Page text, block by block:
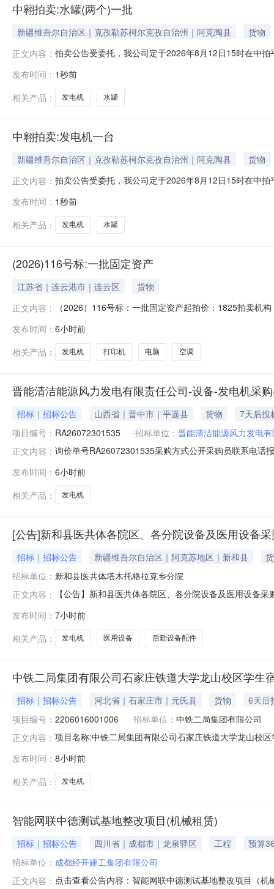
中翱拍卖:水罐(两个)一批
新疆维吾尔自治区｜克孜勒苏柯尔克孜自治州｜阿克陶县
货物
正文内容： 拍卖公告受委托，我公司定于2026年8月12日15时在中
保证金：标的一、二共计：2000元（竞买不成者，保证
发布时间： 1秒前
相关产品：
发电机 水罐
中翱拍卖:发电机一台
新疆维吾尔自治区｜克孜勒苏柯尔克孜自治州｜阿克陶县
货物
正文内容： 拍卖公告受委托，我公司定于2026年8月12日15时在中
保证金：标的一、二共计：2000元（竞买不成者，保证
发布时间： 1秒前
相关产品：
发电机 水罐
(2026)116号标:一批固定资产
江苏省｜连云港市｜连云区
货物
正文内容：
（2026）116号标：一批固定资产起拍价：1825拍卖机
付时实物现状交付（以实物现状为准）。请看样人看样
智慧云港科技有限公司、连云港港口集团
发布时间： 6小时前
相关产品：
发电机 打印机 电脑 空调
晋能清洁能源风力发电有限责任公司-设备-发电机采
招标｜招标公告 山西省｜晋中市｜平遥县 货物
7天后投
项目编号： RA26072301535 招标单位： 晋能清洁能源风力发电
正文内容： 询价单号RA26072301535采购方式公开采购员联系电话
价条款一、交货地址：山西晋中市平遥县朱坑风电场二
发布时间： 6小时前
相关产品：
发电机
[公告]新和县医共体各院区、各分院设备及医用设备
招标｜招标公告 新疆维吾尔自治区｜阿克苏地区｜新和县
招标单位： 新和县医共体塔木托格拉克乡分院
正文内容：
【公告】新和县医共体各院区、各分院设备及医用设备
渭干乡分院后勤设备配件采购询价清单.xlsx新和县医共
良好的信誉，无失信行为。提供
发布时间： 7小时前
相关产品：
发电机 医用设备 后勤设备配件
中铁二局集团有限公司石家庄铁道大学龙山校区学生
招标｜招标公告 河北省｜石家庄市｜元氏县 货物
6天后
项目编号： 2206016001006 招标单位： 中铁二局集团有限公司
正文内容： 项目名称:中铁二局集团有限公司石家庄铁道大学龙山校
话:028****53066结算与发票信息结算方式:遵循“先开票
发布时间： 8小时前
相关产品：
发电机
智能网联中德测试基地整改项目(机械租赁)
招标｜招标公告 四川省｜成都市｜龙泉驿区 工程
预算
招标单位： 成都经开建工集团有限公司
正文内容： 点击查看公告内容：智能网联中德测试基地整改项目（机